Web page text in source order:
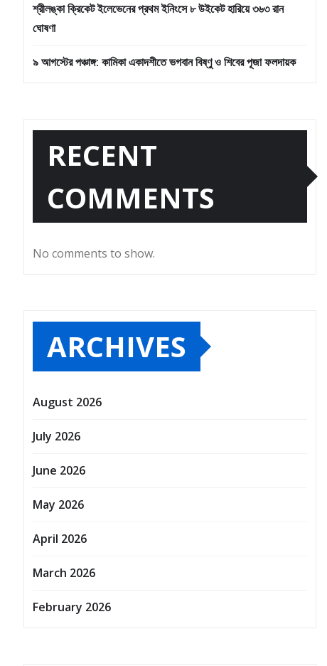
শ্রীলঙ্কা ক্রিকেট ইলেভেনের প্রথম ইনিংসে ৮ উইকেট হারিয়ে ৩৬৩ রান
ঘোষণা
৯ আগস্টের পঞ্চাঙ্গ: কামিকা একাদশীতে ভগবান বিষ্ণু ও শিবের পূজা ফলদায়ক
RECENT
COMMENTS
No comments to show.
ARCHIVES
August 2026
July 2026
June 2026
May 2026
April 2026
March 2026
February 2026